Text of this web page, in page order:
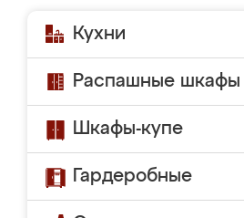
Кухни
Распашные шкафы
Шкафы-купе
Гардеробные